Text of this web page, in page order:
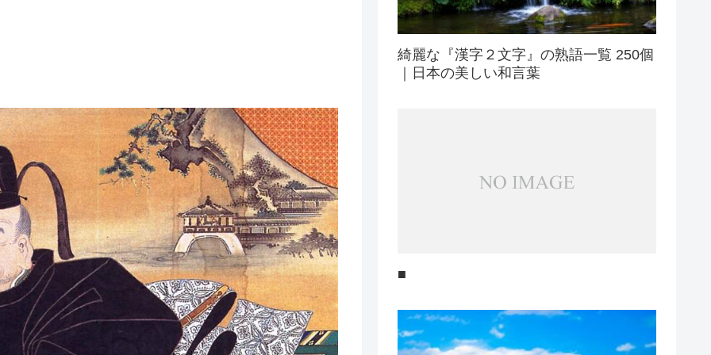
綺麗な『漢字２文字』の熟語一覧 250個
｜日本の美しい和言葉
■